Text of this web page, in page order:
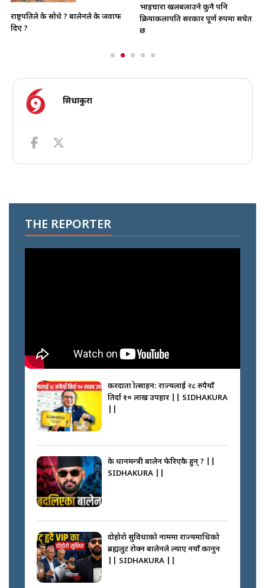
राष्ट्रपतिले के सोधे ? बालेनले के जवाफ
दिए ?
भाइचारा खलबलाउने कुनै पनि
क्रियाकलापप्रति सरकार पूर्ण रुपमा सचेत
छ
सिधाकुरा
THE REPORTER
करदाता प्रोत्साहन: राज्यलाई २८ रुपैयाँ
तिर्दा १० लाख उपहार || SIDHAKURA
के प्रधानमन्त्री बालेन फेरिएकै हुन् ? ||
SIDHAKURA ||
दोहोरो सुविधाको नाममा राज्यमाथिको
ब्रह्मलुट रोक्न बालेनले ल्याए नयाँ कानुन
|| SIDHAKURA ||